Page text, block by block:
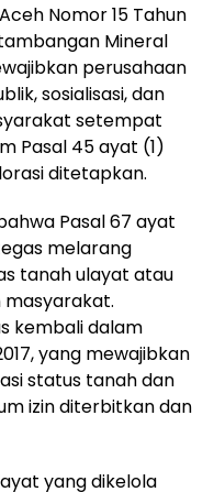
Nomor 15 Tahun
Mineral
perusahaan
sosialisasi, dan
setempat
Pasal 45 ayat (1)
ditetapkan.
Pasal 67 ayat
melarang
tanah ulayat atau
kembali dalam
yang mewajibkan
status tanah dan
izin diterbitkan dan
yang dikelola